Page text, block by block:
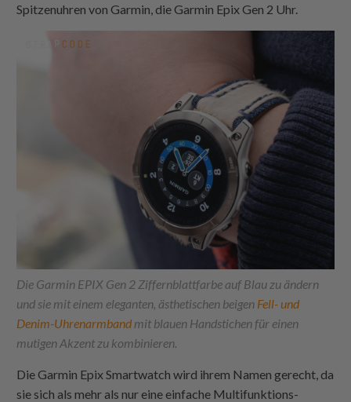
Spitzenuhren von Garmin, die Garmin Epix Gen 2 Uhr.
Die Garmin EPIX Gen 2 Ziffernblattfarbe auf Blau zu ändern
und sie mit einem eleganten, ästhetischen beigen Fell- und
Denim-Uhrenarmband mit blauen Handstichen für einen
mutigen Akzent zu kombinieren.
Die Garmin Epix Smartwatch wird ihrem Namen gerecht, da
sie sich als mehr als nur eine einfache Multifunktions-